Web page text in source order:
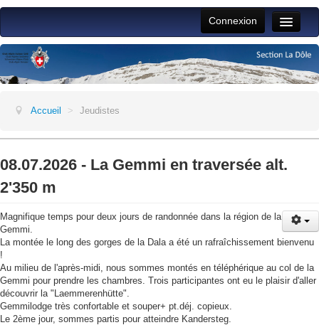
Toggle
Connexion
Accueil
Vie du club
ALPFAM
Jeudistes
Aide
Accueil > Jeudistes
08.07.2026 - La Gemmi en traversée alt.
2'350 m
Magnifique temps pour deux jours de randonnée dans la région de la
Gemmi.
La montée le long des gorges de la Dala a été un rafraîchissement bienvenu
!
Au milieu de l'après-midi, nous sommes montés en téléphérique au col de la
Gemmi pour prendre les chambres. Trois participantes ont eu le plaisir d'aller
découvrir la "Laemmerenhütte".
Gemmilodge très confortable et souper+ pt.déj. copieux.
Le 2ème jour, sommes partis pour atteindre Kandersteg.